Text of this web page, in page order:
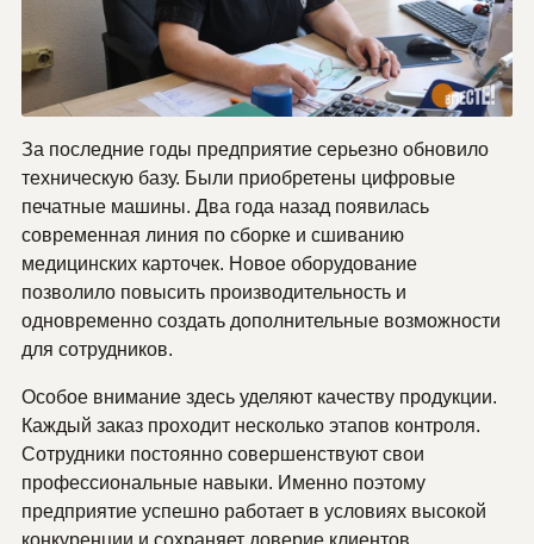
За последние годы предприятие серь­езно обновило
техническую базу. Были приобретены цифровые
печатные машины. Два года назад появилась
современная линия по сборке и сшиванию
медицинских карточек. Новое оборудование
позволило повысить производительность и
одновременно создать дополнительные возможности
для сотрудников.
Особое внимание здесь уделяют качеству продукции.
Каждый заказ проходит несколько этапов контроля.
Сотрудники постоянно совершенствуют свои
профессиональные навыки. Именно по­этому
предприятие успешно работает в усло­виях высокой
конкуренции и сохраняет доверие клиентов.